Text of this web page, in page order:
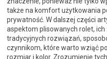
także na komfort użytkowania
prywatność. W dalszej części
aspektom plisowanych rolet,
tradycyjnych rozwiązań,
czynnikom, które warto wziąć
rozmiar i kolor. Zrozumienie